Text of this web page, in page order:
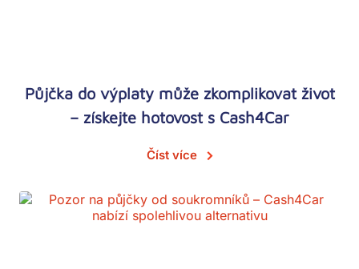
Půjčka do výplaty může zkomplikovat život
– získejte hotovost s Cash4Car
Číst více